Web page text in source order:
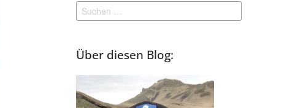
Suchen
nach:
Über diesen Blog: